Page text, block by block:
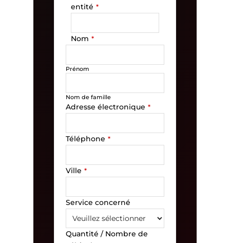
entité *
Nom *
Prénom
Nom de famille
Adresse électronique *
Téléphone *
Ville *
Service concerné
Quantité / Nombre de